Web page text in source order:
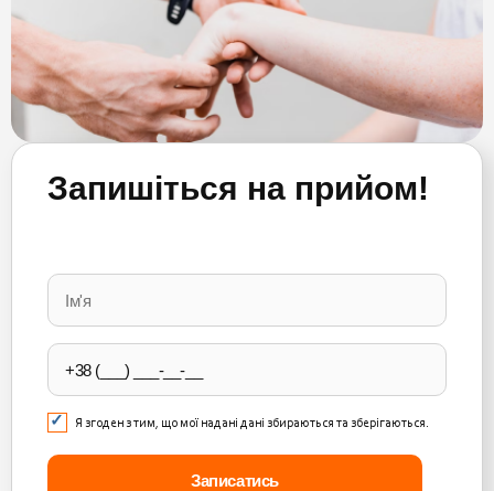
Запишіться на прийом!
leave
this
field
empty.
Я згоден з тим, що мої надані дані збираються та зберігаються.